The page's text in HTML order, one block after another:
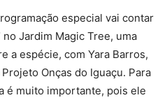
especial vai contar
no Jardim Magic Tree, uma
a espécie, com Yara Barros,
Onças do Iguaçu. Para
é muito importante, pois ele